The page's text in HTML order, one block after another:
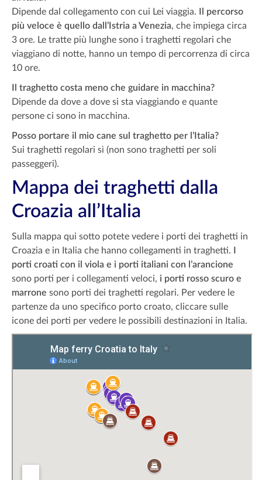
Dipende dal collegamento con cui Lei viaggia.
Il percorso
più veloce è quello dall’Istria a Venezia, che impiega circa
3 ore. Le tratte più lunghe sono i traghetti regolari che
viaggiano di notte, hanno un tempo di percorrenza di circa
10 ore.
traghetto costa meno che guidare in macchina?
Dipende da dove a dove si sta viaggiando e quante
persone ci sono in macchina.
Posso portare il mio cane sul traghetto per l’Italia?
Sui traghetti regolari sì (non sono traghetti per soli
passeggeri).
Mappa dei traghetti dalla
Croazia all’Italia
Sulla mappa qui sotto potete vedere i porti dei traghetti in
Croazia e in Italia che hanno collegamenti in traghetti.
porti croati con il viola e i porti italiani con l’arancione
sono porti per i collegamenti veloci, i porti rosso scuro e
marrone sono porti dei traghetti regolari. Per vedere le
partenze da uno specifico porto croato, cliccare sulle
icone dei porti per vedere le possibili destinazioni in Italia.